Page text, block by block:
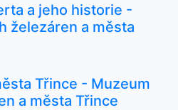
a jeho historie -
železáren a města
Třince - Muzeum
a města Třince